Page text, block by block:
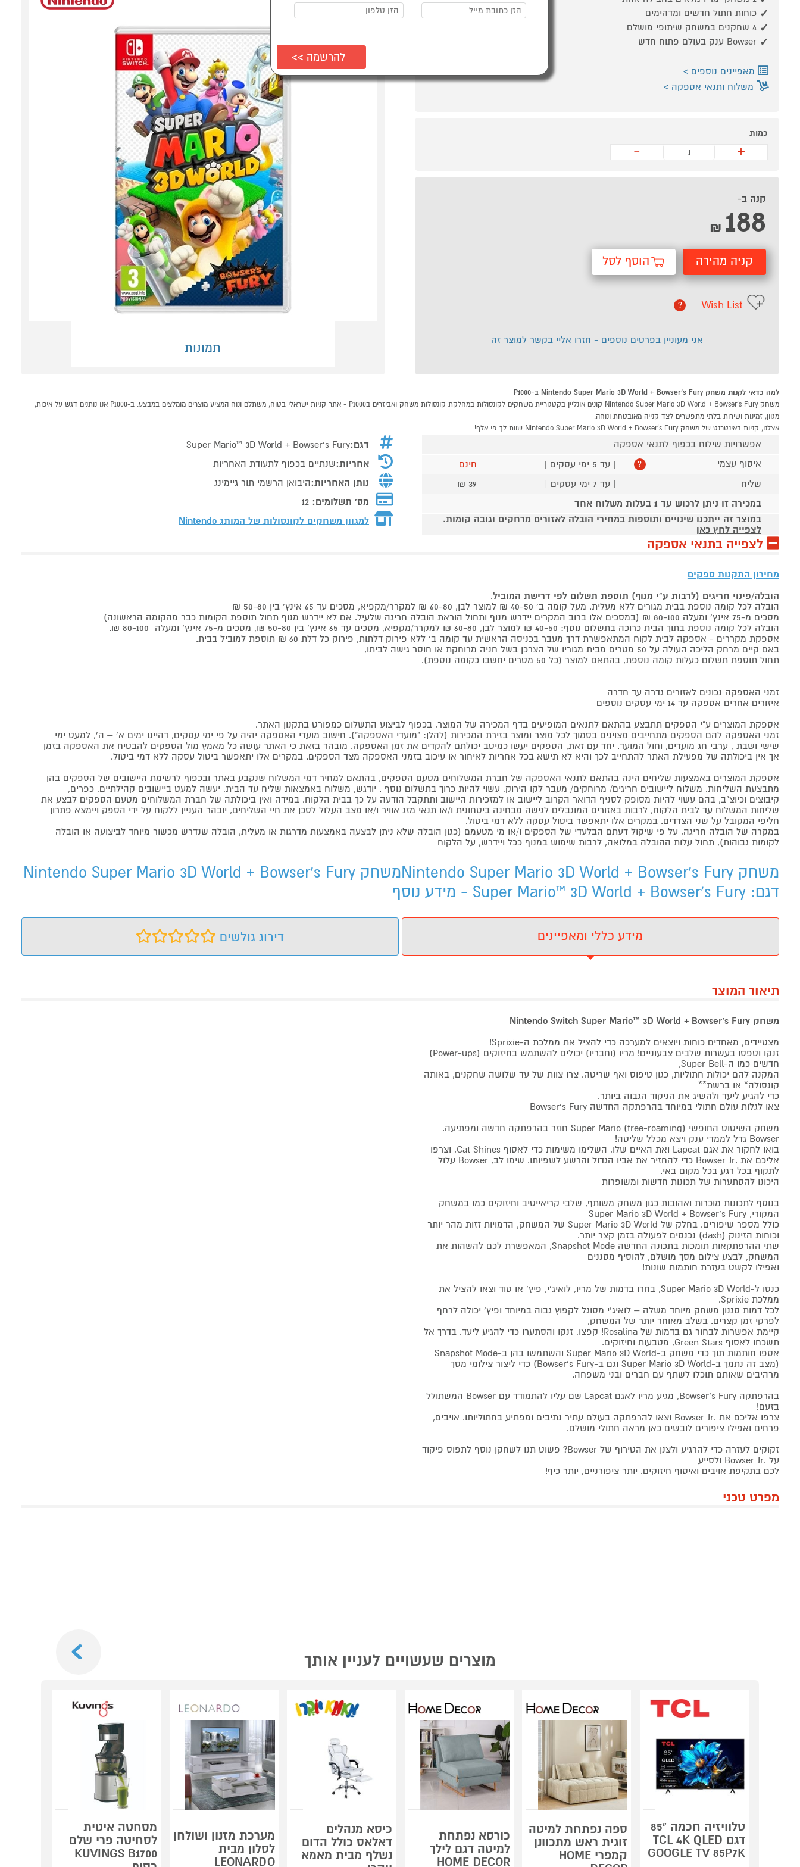
תמונות
כוחות חתול חדשים ומדהימים
4 שחקנים במשחק שיתופי מושלם
Bowser ענק בעולם פתוח חדש
מאפיינים נוספים
משלוח ותנאי אספקה
כמות
+
-
קנה ב-
188
₪
קניה מהירה הוסף לסל
Wish List
?
אני מעוניין בפרטים נוספים - חזרו אליי בקשר למוצר זה
למה כדאי לקנות משחק Nintendo Super Mario 3D World + Bowser’s Fury ב-P1000
משחק Nintendo Super Mario 3D World + Bowser’s Fury קונים אונליין בקטגוריית משחקים לקונסולות במחלקת קונסולות משחק ואביזרים בP1000 - אתר קניות ישראלי בטוח, משתלם ונוח המציע מוצרים מומלצים במבצע. ב-P1000 אנו נותנים דגש על איכות,
מגוון, זמינות ושירות בלתי מתפשרים לצד קנייה מאובטחת ונוחה.
אצלנו, קניות באינטרנט של משחק Nintendo Super Mario 3D World + Bowser’s Fury שוות לך פי אלף!
אפשרויות שילוח בכפוף לתנאי אספקה
איסוף עצמי
? | עד 5 ימי עסקים |
חינם
שליח
| עד 7 ימי עסקים |
39 ₪
במכירה זו ניתן לרכוש עד 1 בעלות משלוח אחד
במוצר זה ייתכנו שינויים ותוספות במחירי הובלה לאזורים מרחקים וגובה קומות.
לצפייה לחץ כאן
דגם:Super Mario™ 3D World + Bowser’s Fury
אחריות:שנתיים בכפוף לתעודת האחריות
נותן האחריות:היבואן הרשמי תור גיימינג
מס' תשלומים: 12
למגוון משחקים לקונסולות של המותג Nintendo
לצפייה בתנאי אספקה
מחירון התקנות ספקים
הובלה/פינוי חריגים (לרבות ע"י מנוף) תוספת תשלום לפי דרישת המוביל.
הובלה לכל קומה נוספת בבית מגורים ללא מעלית. מעל קומה ב' 40-50 ₪ למוצר לבן, 60-80 ₪ למקרר/מקפיא, מסכים עד 65 אינץ' בין 50-80 ₪
מסכים מ-75 אינץ' ומעלה 80-100 ₪ (במסכים אלו ברוב המקרים יידרש מנוף ותחול הוראת הובלה חריגה שלעיל. אם לא יידרש מנוף תחול תוספת הקומות כבר מהקומה הראשונה)
הובלה לכל קומה נוספת בתוך הבית כרוכה בתשלום נוסף: 40-50 ₪ למוצר לבן, 60-80 ₪ למקרר/מקפיא, מסכים עד 65 אינץ' בין 50-80 ₪, מסכים מ-75 אינץ' ומעלה 80-100 ₪.
אספקת מקררים - אספקה לבית לקוח המתאפשרת דרך מעבר בכניסה הראשית עד קומה ב' ללא פירוק דלתות, פירוק כל דלת 60 ₪ תוספת למוביל בבית.
באם קיים מרחק הליכה העולה על 50 מטרים מבית מגוריו של הצרכן בשל חניה מרוחקת או חוסר גישה לביתו,
תחול תוספת תשלום כעלות קומה נוספת, בהתאם למוצר (כל 50 מטרים יחשבו כקומה נוספת).
זמני האספקה נכונים לאזורים גדרה עד חדרה
איזורים אחרים אספקה עד 14 ימי עסקים נוספים
אספקת המוצרים ע"י הספקים תתבצע בהתאם לתנאים המופיעים בדף המכירה של המוצר, בכפוף לביצוע התשלום כמפורט בתקנון האתר.
זמני האספקה להם הספקים מתחייבים מצוינים בסמוך לכל מוצר ומוצר בזירת המכירות (להלן: "מועדי האספקה"). חישוב מועדי האספקה יהיה על פי ימי עסקים, דהיינו ימים א' – ה', למעט ימי
שישי ושבת , ערבי חג מועדים, וחול המועד. יחד עם זאת, הספקים יעשו כמיטב יכולתם להקדים את זמן האספקה. מובהר בזאת כי האתר עושה כל מאמץ מול הספקים להבטיח את האספקה בזמן
אך אין ביכולתה של מפעילת האתר להתחייב לכך והיא לא תישא בכל אחריות לאיחור או עיכוב בזמני האספקה מצד הספקים. במקרים אלו יתאפשר ביטול עסקה ללא דמי ביטול.
אספקת המוצרים באמצעות שליחים הינה בהתאם לתנאי האספקה של חברת המשלוחים מטעם הספקים, בהתאם למחיר דמי המשלוח שנקבע באתר ובכפוף לרשימת היישובים של הספקים בהן
מתבצעת השליחות. משלוח ליישובים חריגים/ מרוחקים/ מעבר לקו הירוק, עשוי להיות כרוך בתשלום נוסף . יודגש, משלוח באמצאות שליח עד הבית, יעשה למעט ביישובים קהילתיים, כפרים,
קיבוצים וכיוצ"ב, בהם עשוי להיות מסופק לסניף הדואר הקרוב ליישוב או למזכירות היישוב ותתקבל הודעה על כך בבית הלקוח. במידה ואין ביכולתה של חברת המשלוחים מטעם הספקים לבצע את
שליחות המשלוח עד לבית הלקוח, לרבות באזורים המוגבלים לגישה מבחינה ביטחונית ו/או תנאי מזג אוויר ו/או מצב העלול לסכן את חיי השליחים, יובהר העניין ללקוח על ידי הספק ויימצא פתרון
חליפי המקובל על שני הצדדים. במקרים אלו יתאפשר ביטול עסקה ללא דמי ביטול.
במקרה של הובלה חריגה, על פי שיקול דעתם הבלעדי של הספקים ו/או מי מטעמם (כגון הובלה שלא ניתן לבצעה באמצעות מדרגות או מעלית, הובלה שנדרש מכשור מיוחד לביצועה או הובלה
לקומות גבוהות), תחול עלות ההובלה במלואה, לרבות שימוש במנוף ככל ויידרש, על הלקוח
משחק Nintendo Super Mario 3D World + Bowser’s Furyמשחק Nintendo Super Mario 3D World + Bowser’s Fury
דגם: Super Mario™ 3D World + Bowser’s Fury - מידע נוסף
מידע כללי ומאפיינים דירוג גולשים
תיאור המוצר
משחק Nintendo Switch Super Mario™ 3D World + Bowser’s Fury
מצטיידים, מאחדים כוחות ויוצאים למערכה כדי להציל את ממלכת ה-Sprixie!
זנקו וטפסו בעשרות שלבים צבעוניים! מריו (וחבריו) יכולים להשתמש בחיזוקים (Power-ups)
חדשים כמו ה-Super Bell,
המקנה להם יכולות חתוליות, כגון טיפוס ואף שריטה. צרו צוות של עד שלושה שחקנים, באותה
קונסולה* או ברשת**
כדי להגיע ליעד ולהשיג את הניקוד הגבוה ביותר.
צאו לגלות עולם חתולי במיוחד בהרפתקה החדשה Bowser’s Fury
משחק השיטוט החופשי (free-roaming) Super Mario חוזר בהרפתקה חדשה ומפתיעה.
Bowser גדל לממדי ענק ויצא מכלל שליטה!
בואו לחקור את אגם Lapcat ואת האיים שלו, השלימו משימות כדי לאסוף Cat Shines, וצרפו
אליכם את .Bowser Jr כדי להחזיר את אביו הגדול והרשע לשפיותו. שימו לב, Bowser עלול
לתקוף בכל רגע בכל מקום באי.
היכונו להסתערות של תכונות חדשות ומשופרות
בנוסף לתכונות מוכרות ואהובות כגון משחק משותף, שלבי קריאייטיב וחיזוקים כמו במשחק
המקורי, Super Mario 3D World + Bowser’s Fury
כולל מספר שיפורים. בחלק של Super Mario 3D World של המשחק, הדמויות זזות מהר יותר
וכוחות הזינוק (dash) נכנסים לפעולה בזמן קצר יותר.
שתי ההרפתקאות תומכות בתכונה החדשה Snapshot Mode, המאפשרת לכם להשהות את
המשחק, לבצע צילום מסך מושלם, להוסיף מסננים
ואפילו לקשט בעזרת חותמות שונות!
כנסו ל-Super Mario 3D World, בחרו בדמות של מריו, לואיג'י, פיץ' או טוד וצאו להציל את
ממלכת Sprixie.
לכל דמות סגנון משחק מיוחד משלה – לואיג'י מסוגל לקפוץ גבוה במיוחד ופיץ' יכולה לרחף
לפרקי זמן קצרים. בשלב מאוחר יותר של המשחק,
קיימת אפשרות לבחור גם בדמות של Rosalina! קפצו, זנקו והסתערו כדי להגיע ליעד. בדרך אל
תשכחו לאסוף Green Stars, מטבעות וחיזוקים.
אספו חותמות תוך כדי משחק ב-Super Mario 3D World והשתמשו בהן ב-Snapshot Mode
(מצב זה נתמך ב-Super Mario 3D World וגם ב-Bowser’s Fury) כדי ליצור צילומי מסך
מרהיבים שאותם תוכלו לשתף עם חברים ובני משפחה.
בהרפתקה Bowser’s Fury, מגיע מריו לאגם Lapcat שם עליו להתמודד עם Bowser המשתולל
בזעם!
צרפו אליכם את .Bowser Jr וצאו להרפתקה בעולם עתיר נתיבים ומפתיע בחתוליותו. אויבים,
פרחים ואפילו ציפורים לובשים כאן מראה חתולי מושלם.
זקוקים לעזרה כדי להרגיע ולצנן את הטירוף של Bowser? פשוט תנו לשחקן נוסף לתפוס פיקוד
על .Bowser Jr ולסייע
לכם בתקיפת אויבים ואיסוף חיזוקים. יותר ציפורניים, יותר כיף!
מפרט טכני
מוצרים שעשויים לעניין אותך
טלוויזיה חכמה "85
דגם TCL 4K QLED
GOOGLE TV 85P7K
ספה נפתחת למיטה
זוגית ראש מתכוונן
קמפרי HOME
כורסא נפתחת
למיטה דגם לילך
HOME DECOR
כיסא מנהלים
דאלאס כולל הדום
נשלף מבית מאמא
מערכת מזנון ושולחן
לסלון מבית
LEONARDO
מסחטה איטית
לסחיטה פרי שלם
KUVINGS B1700